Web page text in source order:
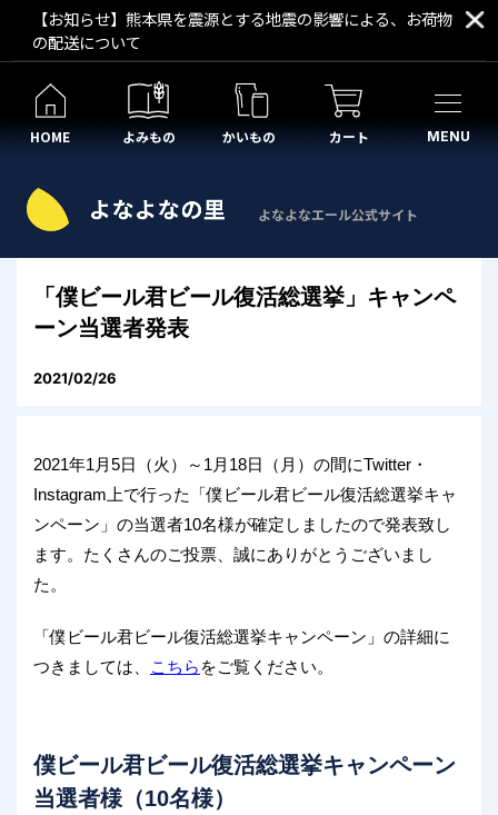
【お知らせ】熊本県を震源とする地震の影響による、お荷物
の配送について
HOME よみもの かいもの カート MENU
よなよなエール公式サイト
「僕ビール君ビール復活総選挙」キャンペ
ーン当選者発表
2021/02/26
2021年1月5日（火）～1月18日（月）の間にTwitter・
Instagram上で行った「僕ビール君ビール復活総選挙キャ
ンペーン」の当選者10名様が確定しましたので発表致し
ます。たくさんのご投票、誠にありがとうございまし
た。
「僕ビール君ビール復活総選挙キャンペーン」の詳細に
つきましては、
こちら をご覧ください。
僕ビール君ビール復活総選挙キャンペーン
当選者様（10名様）